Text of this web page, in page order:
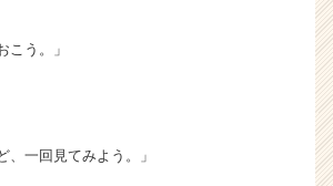
こう。」
、一回見てみよう。」